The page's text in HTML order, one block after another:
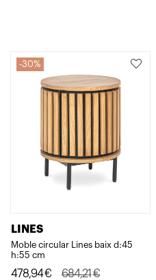
30%
LINES
Moble circular Lines baix d:45
h:55 cm
684,21€
El
478,94€
El